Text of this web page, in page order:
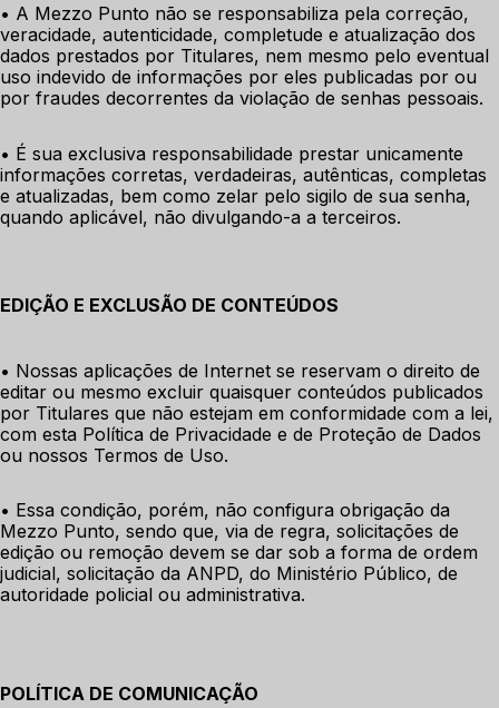
• A Mezzo Punto não se responsabiliza pela correção,
veracidade, autenticidade, completude e atualização dos
dados prestados por Titulares, nem mesmo pelo eventual
uso indevido de informações por eles publicadas por ou
por fraudes decorrentes da violação de senhas pessoais.
• É sua exclusiva responsabilidade prestar unicamente
informações corretas, verdadeiras, autênticas, completas
e atualizadas, bem como zelar pelo sigilo de sua senha,
quando aplicável, não divulgando-a a terceiros.
EDIÇÃO E EXCLUSÃO DE CONTEÚDOS
• Nossas aplicações de Internet se reservam o direito de
editar ou mesmo excluir quaisquer conteúdos publicados
por Titulares que não estejam em conformidade com a lei,
com esta Política de Privacidade e de Proteção de Dados
ou nossos Termos de Uso.
• Essa condição, porém, não configura obrigação da
Mezzo Punto, sendo que, via de regra, solicitações de
edição ou remoção devem se dar sob a forma de ordem
judicial, solicitação da ANPD, do Ministério Público, de
autoridade policial ou administrativa.
POLÍTICA DE COMUNICAÇÃO